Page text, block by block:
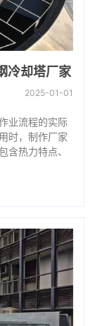
冷却塔厂家
2025-01-01
业流程的实际
时，制作厂家
含热力特点、